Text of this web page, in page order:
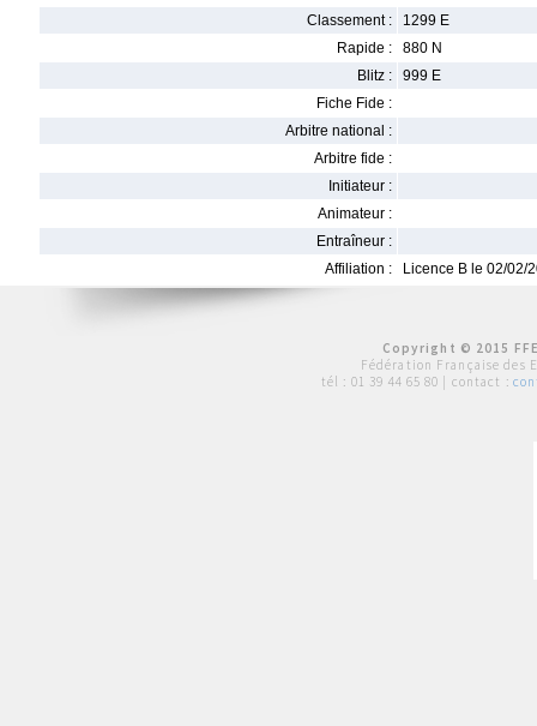
Classement :
1299 E
Rapide :
880 N
Blitz :
999 E
Fiche Fide :
Arbitre national :
Arbitre fide :
Initiateur :
Animateur :
Entraîneur :
Affiliation :
Licence B le 02/02/
Copyright © 2015
Fédération Française des
tél : 01 39 44 65 80 | contact :